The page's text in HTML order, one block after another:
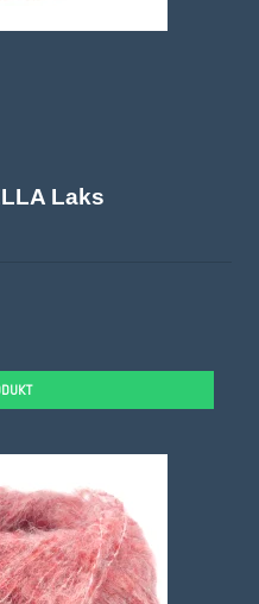
Laks